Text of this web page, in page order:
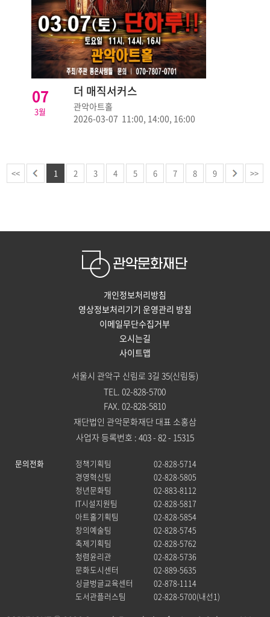
07
3월
더 매직서커스
관악아트홀
2026-03-07 11:00, 14:00, 16:00
<< 1 2 3 4 5 6 7 8 9 >>
개인정보처리방침
영상정보처리기기 운영관리 방침
이메일무단수집거부
오시는길
사이트맵
서울시 관악구 신림로 3길 35(신림동)
TEL. 02-828-5700
FAX. 02-828-5810
재단법인 관악문화재단 대표 소홍삼
사업자 등록번호 : 403 - 82 - 15315
문의전화 정책기획팀
02-828-5714
경영혁신팀
02-828-5805
청년문화팀
02-883-8112
IT시설지원팀
02-828-5817
아트홀기획팀
02-828-5854
창의예술팀
02-828-5745
축제기획팀
02-828-5762
청렴윤리관
02-828-5736
문화도시센터
02-889-5635
싱글벙글교육센터
02-878-1114
도서관플러스팀
02-828-5700(내선1)